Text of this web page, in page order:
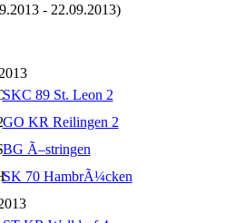
- 22.09.2013)
SKC 89 St. Leon 2
GO KR Reilingen 2
BG Ã–stringen
SK 70 HambrÃ¼cken